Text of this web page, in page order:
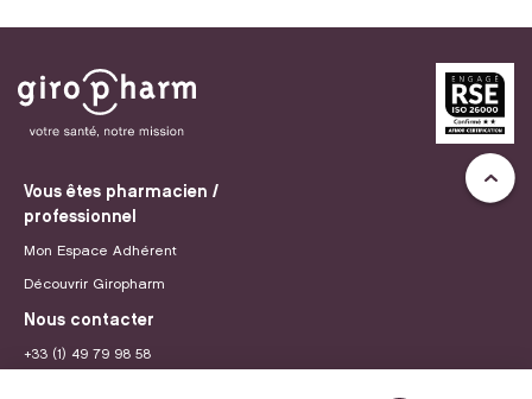
Vous êtes pharmacien /
professionnel
Mon Espace Adhérent
Découvrir Giropharm
Nous contacter
+33 (1) 49 79 98 58